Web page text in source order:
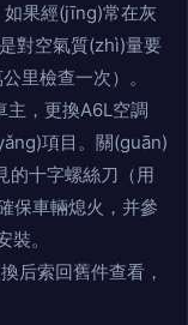
果經(jīng)常在灰
對空氣質(zhì)量要
里檢查一次）。
主，更換A6L空調
項目。關(guān)
的十字螺絲刀（用
保車輛熄火，并參
。
后索回舊件查看，